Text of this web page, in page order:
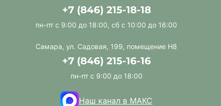
+7 (846) 215-18-18
пн-пт с 9:00 до 18:00, сб с 10:00 до 16:00
Самара, ул. Садовая, 199, помещение Н8
+7 (846) 215-16-16
пн-пт с 9:00 до 18:00
Наш канал в МАКС